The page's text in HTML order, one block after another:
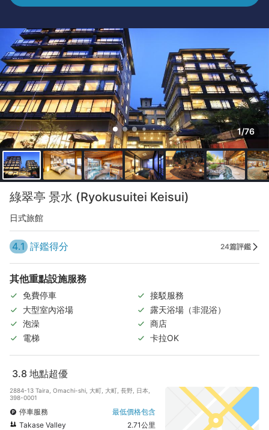
1/76
綠翠亭 景水 (Ryokusuitei Keisui)
日式旅館
4.1 評鑑得分 24篇評鑑
其他重點設施服務
免費停車
接駁服務
大型室內浴場
露天浴場（非混浴）
泡澡
商店
電梯
卡拉OK
3.8 地點超優
2884-13 Taira, Omachi-shi, 大町, 大町, 長野, 日本,
398-0001
停車服務
最低價格包含
Takase Valley
2.71公里